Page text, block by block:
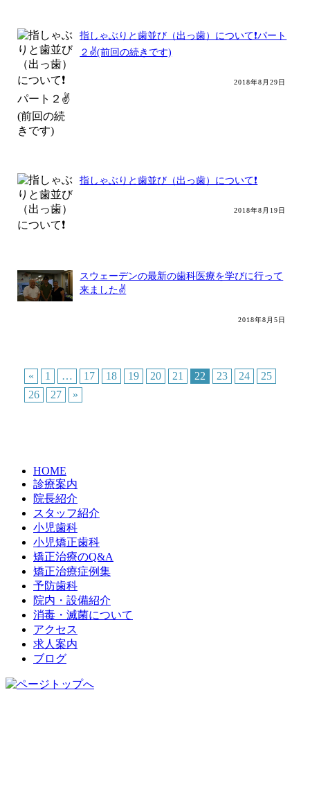
指しゃぶりと歯並び（出っ歯）について❗パート
２✌️(前回の続きです)
2018年8月29日
指しゃぶりと歯並び（出っ歯）について❗
2018年8月19日
スウェーデンの最新の歯科医療を学びに行って
来ました✌️
2018年8月5日
« 1 … 17 18 19 20 21 22 23 24
25
26
27 »
HOME
診療案内
院長紹介
スタッフ紹介
小児歯科
小児矯正歯科
矯正治療のQ&A
矯正治療症例集
予防歯科
院内・設備紹介
消毒・滅菌について
アクセス
求人案内
ブログ